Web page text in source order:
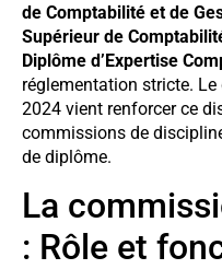
de Comptabilité et de
Supérieur de
Diplôme d’Expertise
réglementation stricte.
2024 vient renforcer ce
commissions de
de diplôme.
La
: Rôle et